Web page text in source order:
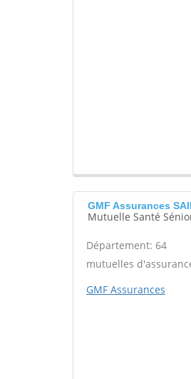
GMF Assurances
Mutuelle Santé
Département: 64
mutuelles
GMF Assurances